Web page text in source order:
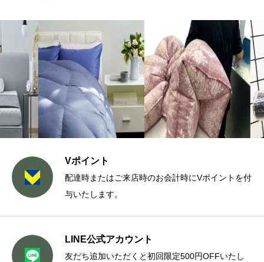
Vポイント
配達時またはご来店時のお会計時にVポイントを付
与いたします。
LINE公式アカウント
友だち追加いただくと初回限定500円OFFいたし